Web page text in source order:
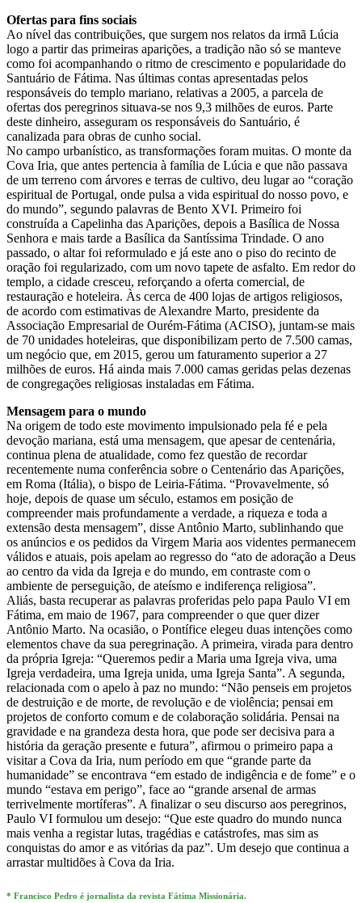
Ofertas para fins sociais
Ao nível das contribuições, que surgem nos relatos da irmã Lúcia
logo a partir das primeiras aparições, a tradição não só se manteve
como foi acompanhando o ritmo de crescimento e popularidade do
Santuário de Fátima. Nas últimas contas apresentadas pelos
responsáveis do templo mariano, relativas a 2005, a parcela de
ofertas dos peregrinos situava-se nos 9,3 milhões de euros. Parte
deste dinheiro, asseguram os responsáveis do Santuário, é
canalizada para obras de cunho social.
No campo urbanístico, as transformações foram muitas. O monte da
Cova Iria, que antes pertencia à família de Lúcia e que não passava
de um terreno com árvores e terras de cultivo, deu lugar ao “coração
espiritual de Portugal, onde pulsa a vida espiritual do nosso povo, e
do mundo”, segundo palavras de Bento XVI. Primeiro foi
construída a Capelinha das Aparições, depois a Basílica de Nossa
Senhora e mais tarde a Basílica da Santíssima Trindade. O ano
passado, o altar foi reformulado e já este ano o piso do recinto de
oração foi regularizado, com um novo tapete de asfalto. Em redor do
templo, a cidade cresceu, reforçando a oferta comercial, de
restauração e hoteleira. Às cerca de 400 lojas de artigos religiosos,
de acordo com estimativas de Alexandre Marto, presidente da
Associação Empresarial de Ourém-Fátima (ACISO), juntam-se mais
de 70 unidades hoteleiras, que disponibilizam perto de 7.500 camas,
um negócio que, em 2015, gerou um faturamento superior a 27
milhões de euros. Há ainda mais 7.000 camas geridas pelas dezenas
de congregações religiosas instaladas em Fátima.
Mensagem para o mundo
Na origem de todo este movimento impulsionado pela fé e pela
devoção mariana, está uma mensagem, que apesar de centenária,
continua plena de atualidade, como fez questão de recordar
recentemente numa conferência sobre o Centenário das Aparições,
em Roma (Itália), o bispo de Leiria-Fátima. “Provavelmente, só
hoje, depois de quase um século, estamos em posição de
compreender mais profundamente a verdade, a riqueza e toda a
extensão desta mensagem”, disse Antônio Marto, sublinhando que
os anúncios e os pedidos da Virgem Maria aos videntes permanecem
válidos e atuais, pois apelam ao regresso do “ato de adoração a Deus
ao centro da vida da Igreja e do mundo, em contraste com o
ambiente de perseguição, de ateísmo e indiferença religiosa”.
Aliás, basta recuperar as palavras proferidas pelo papa Paulo VI em
Fátima, em maio de 1967, para compreender o que quer dizer
Antônio Marto. Na ocasião, o Pontífice elegeu duas intenções como
elementos chave da sua peregrinação. A primeira, virada para dentro
da própria Igreja: “Queremos pedir a Maria uma Igreja viva, uma
Igreja verdadeira, uma Igreja unida, uma Igreja Santa”. A segunda,
relacionada com o apelo à paz no mundo: “Não penseis em projetos
de destruição e de morte, de revolução e de violência; pensai em
projetos de conforto comum e de colaboração solidária. Pensai na
gravidade e na grandeza desta hora, que pode ser decisiva para a
história da geração presente e futura”, afirmou o primeiro papa a
visitar a Cova da Iria, num período em que “grande parte da
humanidade” se encontrava “em estado de indigência e de fome” e o
mundo “estava em perigo”, face ao “grande arsenal de armas
terrivelmente mortíferas”. A finalizar o seu discurso aos peregrinos,
Paulo VI formulou um desejo: “Que este quadro do mundo nunca
mais venha a registar lutas, tragédias e catástrofes, mas sim as
conquistas do amor e as vitórias da paz”. Um desejo que continua a
arrastar multidões à Cova da Iria.
* Francisco Pedro é jornalista da revista Fátima Missionária.